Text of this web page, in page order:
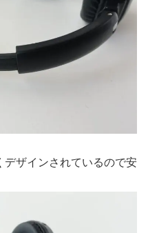
ザインされているので安